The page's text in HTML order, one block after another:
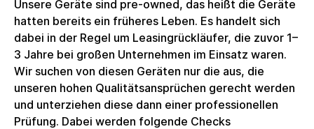
Umsatzsteuer erstellt, welche Unternehmenskunden
zum Vorsteuerabzug berechtigt. Die circulee GmbH
nutzt keine Differenzbesteuerung.
Unsere Geräte sind pre-owned, das heißt die Geräte
hatten bereits ein früheres Leben. Es handelt sich
dabei in der Regel um Leasingrückläufer, die zuvor 1–
3 Jahre bei großen Unternehmen im Einsatz waren.
Wir suchen von diesen Geräten nur die aus, die
unseren hohen Qualitätsansprüchen gerecht werden
und unterziehen diese dann einer professionellen
Prüfung. Dabei werden folgende Checks